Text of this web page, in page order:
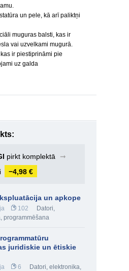
un pele, kā arī paliktņi
muguras balsti, kas ir
vai uzvelkami mugurā.
ir piestiprināmi pie
uz galda
pirkt komplektā
➞
−4,98 €
un apkope
102
Datori,
programmēšana
juridiskie un ētiskie
6
Datori, elektronika,